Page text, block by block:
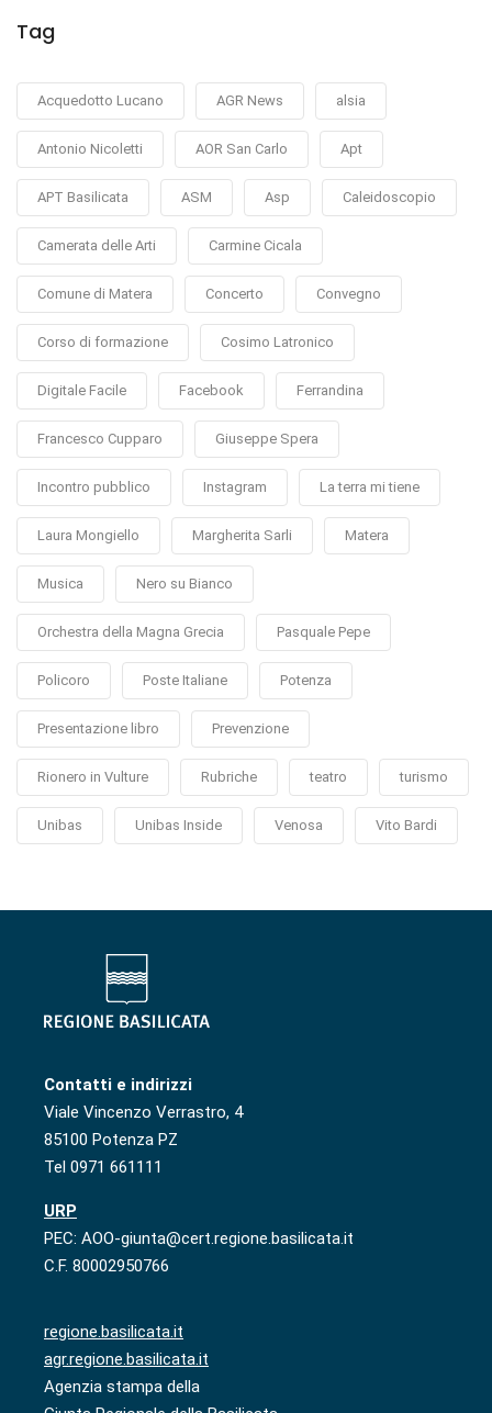
Tag
Acquedotto Lucano AGR News alsia
Antonio Nicoletti AOR San Carlo Apt
APT Basilicata ASM Asp Caleidoscopio
Camerata delle Arti Carmine Cicala
Comune di Matera Concerto Convegno
Corso di formazione Cosimo Latronico
Digitale Facile Facebook Ferrandina
Francesco Cupparo Giuseppe Spera
Incontro pubblico Instagram La terra mi tiene
Laura Mongiello Margherita Sarli Matera
Musica Nero su Bianco
Orchestra della Magna Grecia Pasquale Pepe
Policoro Poste Italiane Potenza
Presentazione libro Prevenzione
Rionero in Vulture Rubriche teatro turismo
Unibas Unibas Inside Venosa Vito Bardi
Contatti e indirizzi
Viale Vincenzo Verrastro, 4
85100 Potenza PZ
Tel 0971 661111
URP
PEC: AOO-giunta@cert.regione.basilicata.it
C.F. 80002950766
regione.basilicata.it
agr.regione.basilicata.it
Agenzia stampa della